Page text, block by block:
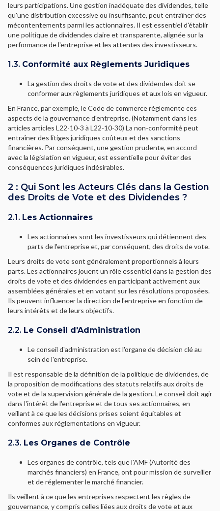
leurs participations. Une gestion inadéquate des dividendes, telle
qu'une distribution excessive ou insuffisante, peut entraîner des
mécontentements parmi les actionnaires. Il est essentiel d'établir
une politique de dividendes claire et transparente, alignée sur la
performance de l'entreprise et les attentes des investisseurs.
1.3. Conformité aux Règlements Juridiques
La gestion des droits de vote et des dividendes doit se
conformer aux règlements juridiques et aux lois en vigueur.
En France, par exemple, le Code de commerce réglemente ces
aspects de la gouvernance d'entreprise. (Notamment dans les
articles articles L22-10-3 à L22-10-30) La non-conformité peut
entraîner des litiges juridiques coûteux et des sanctions
financières. Par conséquent, une gestion prudente, en accord
avec la législation en vigueur, est essentielle pour éviter des
conséquences juridiques indésirables.
2 : Qui Sont les Acteurs Clés dans la Gestion
des Droits de Vote et des Dividendes ?
2.1. Les Actionnaires
Les actionnaires sont les investisseurs qui détiennent des
parts de l'entreprise et, par conséquent, des droits de vote.
Leurs droits de vote sont généralement proportionnels à leurs
parts. Les actionnaires jouent un rôle essentiel dans la gestion des
droits de vote et des dividendes en participant activement aux
assemblées générales et en votant sur les résolutions proposées.
Ils peuvent influencer la direction de l'entreprise en fonction de
leurs intérêts et de leurs objectifs.
2.2. Le Conseil d'Administration
Le conseil d'administration est l'organe de décision clé au
sein de l'entreprise.
Il est responsable de la définition de la politique de dividendes, de
la proposition de modifications des statuts relatifs aux droits de
vote et de la supervision générale de la gestion. Le conseil doit agir
dans l'intérêt de l'entreprise et de tous ses actionnaires, en
veillant à ce que les décisions prises soient équitables et
conformes aux réglementations en vigueur.
2.3. Les Organes de Contrôle
Les organes de contrôle, tels que l'AMF (Autorité des
marchés financiers) en France, ont pour mission de surveiller
et de réglementer le marché financier.
Ils veillent à ce que les entreprises respectent les règles de
gouvernance, y compris celles liées aux droits de vote et aux